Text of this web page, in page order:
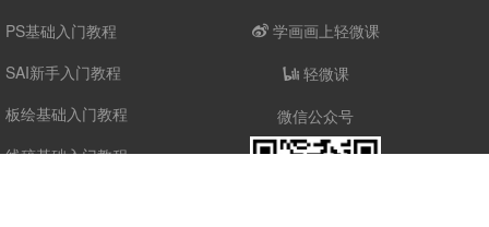
PS基础入门教程
SAI新手入门教程
板绘基础入门教程
线稿基础入门教程
学画画上轻微课
轻微课
微信公众号